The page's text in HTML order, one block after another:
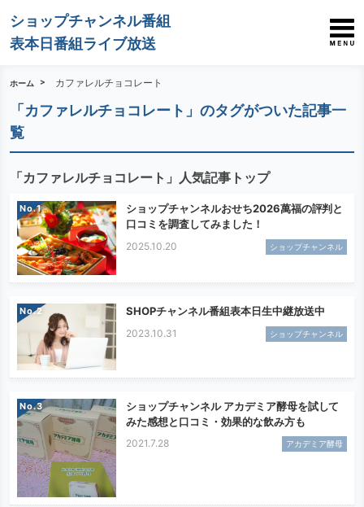
ショップチャンネル番組
表本日番組ライブ放送
ホーム カファレルチョコレート
「カファレルチョコレート」のタグがついた記事一
覧
「カファレルチョコレート」人気記事トップ
No.
ショップチャンネルおせち2026萬福の評判と
口コミを調査してみました！
2025.10.20 ショップチャンネル
No. SHOPチャンネル番組表本日生中継放送中
2023.10.31 ショップチャンネル
No.
ショップチャンネル アカデミア酵母を試して
みた感想と口コミ・効果的な飲み方も
2021.7.28 アカデミア酵母